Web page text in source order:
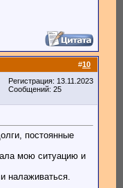
#10
Регистрация: 13.11.2023
Сообщений: 25
постоянные
мою ситуацию и
налаживаться.